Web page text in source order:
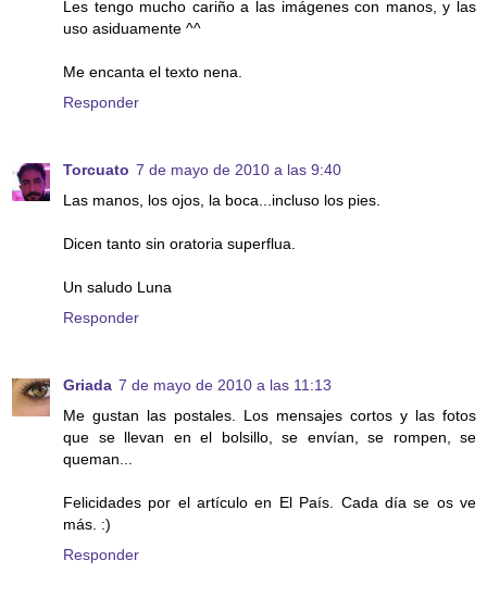
Les tengo mucho cariño a las imágenes con manos, y las
uso asiduamente ^^
Me encanta el texto nena.
Responder
Torcuato 7 de mayo de 2010 a las 9:40
Las manos, los ojos, la boca...incluso los pies.
Dicen tanto sin oratoria superflua.
Un saludo Luna
Responder
Griada 7 de mayo de 2010 a las 11:13
Me gustan las postales. Los mensajes cortos y las fotos
que se llevan en el bolsillo, se envían, se rompen, se
queman...
Felicidades por el artículo en El País. Cada día se os ve
más. :)
Responder